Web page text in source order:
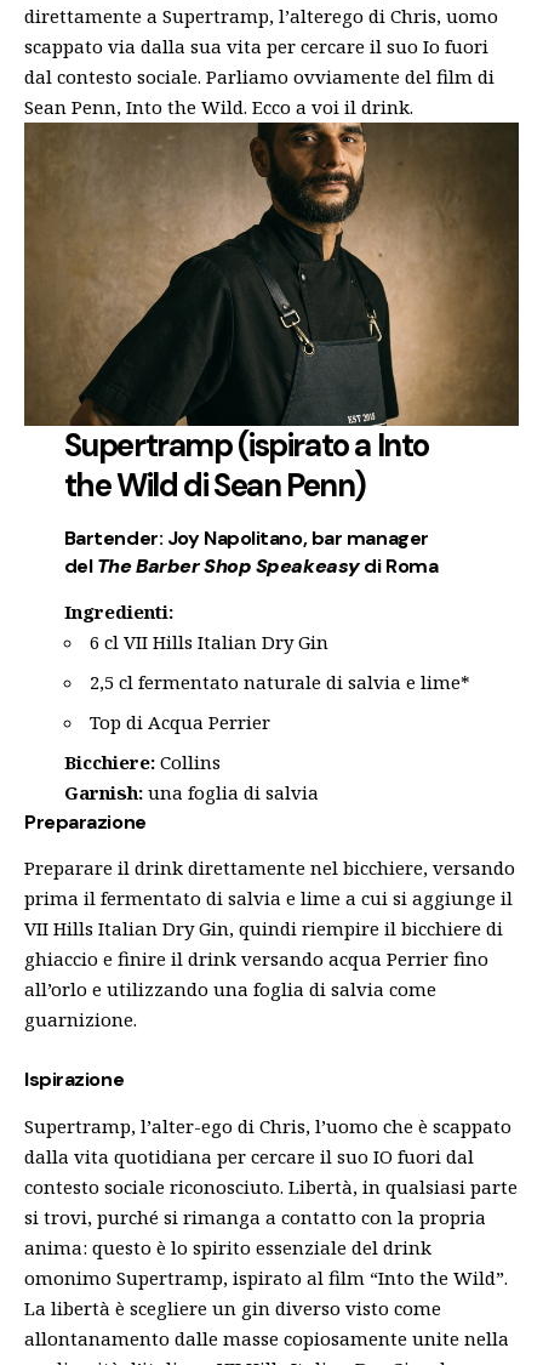
direttamente a Supertramp, l’alterego di Chris, uomo
scappato via dalla sua vita per cercare il suo Io fuori
dal contesto sociale. Parliamo ovviamente del film di
Sean Penn, Into the Wild. Ecco a voi il drink.
Supertramp (ispirato a Into
the Wild di Sean Penn)
Bartender: Joy Napolitano, bar manager
delThe Barber Shop Speakeasydi Roma
Ingredienti:
6 cl VII Hills Italian Dry Gin
2,5 cl fermentato naturale di salvia e lime*
Top di Acqua Perrier
Bicchiere:Collins
Garnish:una foglia di salvia
Preparazione
Preparare il drink direttamente nel bicchiere, versando
prima il fermentato di salvia e lime a cui si aggiunge il
VII Hills Italian Dry Gin, quindi riempire il bicchiere di
ghiaccio e finire il drink versando acqua Perrier fino
all’orlo e utilizzando una foglia di salvia come
guarnizione.
Ispirazione
Supertramp, l’alter-ego di Chris, l’uomo che è scappato
dalla vita quotidiana per cercare il suo IO fuori dal
contesto sociale riconosciuto. Libertà, in qualsiasi parte
si trovi, purché si rimanga a contatto con la propria
anima: questo è lo spirito essenziale del drink
omonimo Supertramp, ispirato al film “Into the Wild”.
La libertà è scegliere un gin diverso visto come
allontanamento dalle masse copiosamente unite nella